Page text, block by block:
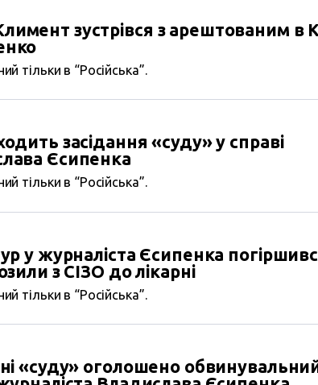
зустрівся з арештованим в
тільки в “Російська”.
засідання «суду» у справі
Єсипенка
тільки в “Російська”.
у журналіста Єсипенка
з СІЗО до лікарні
тільки в “Російська”.
«суду» оголошено